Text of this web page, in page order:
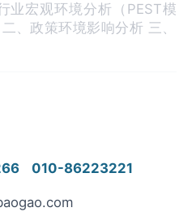
业宏观环境分析（PEST模
、政策环境影响分析 三、‌‌‌
010-86223221